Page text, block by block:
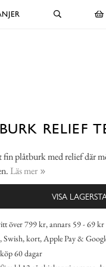
RELIEF
fin plåtburk med relief där
Läs mer
VISA
över 799 kr, annars 59 - 69 kr
Swish, kort, Apple Pay &
60 dagar